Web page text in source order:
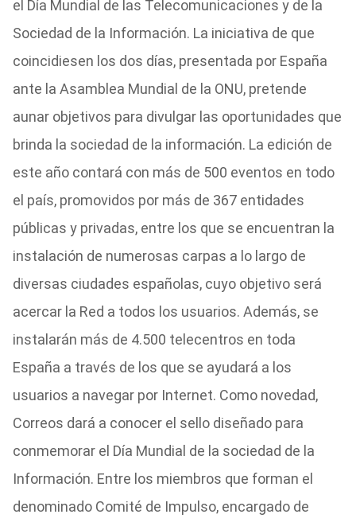
el Día Mundial de las Telecomunicaciones y de la
Sociedad de la Información. La iniciativa de que
coincidiesen los dos días, presentada por España
ante la Asamblea Mundial de la ONU, pretende
aunar objetivos para divulgar las oportunidades que
brinda la sociedad de la información. La edición de
este año contará con más de 500 eventos en todo
el país, promovidos por más de 367 entidades
públicas y privadas, entre los que se encuentran la
instalación de numerosas carpas a lo largo de
diversas ciudades españolas, cuyo objetivo será
acercar la Red a todos los usuarios. Además, se
instalarán más de 4.500 telecentros en toda
España a través de los que se ayudará a los
usuarios a navegar por Internet. Como novedad,
Correos dará a conocer el sello diseñado para
conmemorar el Día Mundial de la sociedad de la
Información. Entre los miembros que forman el
denominado Comité de Impulso, encargado de